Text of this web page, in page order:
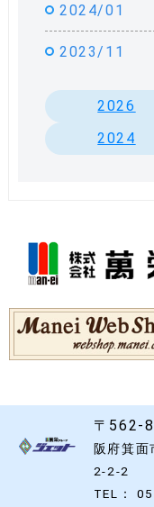
2024/01
2023/11
2026
2024
〒562-
阪府箕面
2-2-2
TEL：